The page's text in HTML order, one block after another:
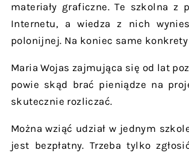
materiały graficzne. Te szkolna z
Internetu, a wiedza z nich
polonijnej. Na koniec same
Maria Wojas zajmująca się od lat
powie skąd brać pieniądze na
skutecznie rozliczać.
Można wziąć udział w jednym
jest bezpłatny. Trzeba tylko